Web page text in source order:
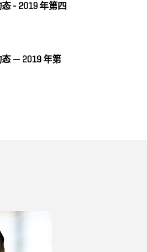
- 2019 年第四
— 2019 年第